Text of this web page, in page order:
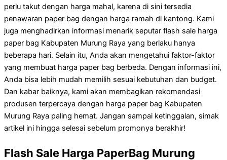
perlu takut dengan harga mahal, karena di sini tersedia
penawaran paper bag dengan harga ramah di kantong. Kami
juga menghadirkan informasi menarik seputar flash sale harga
paper bag Kabupaten Murung Raya yang berlaku hanya
beberapa hari. Selain itu, Anda akan mengetahui faktor-faktor
yang membuat harga paper bag berbeda. Dengan informasi ini,
Anda bisa lebih mudah memilih sesuai kebutuhan dan budget.
Dan kabar baiknya, kami akan membagikan rekomendasi
produsen terpercaya dengan harga paper bag Kabupaten
Murung Raya paling hemat. Jangan sampai ketinggalan, simak
artikel ini hingga selesai sebelum promonya berakhir!
Flash Sale Harga PaperBag Murung